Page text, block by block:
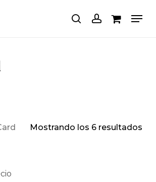
buscarcuentaCerrar
Mostrando los 6 resultados